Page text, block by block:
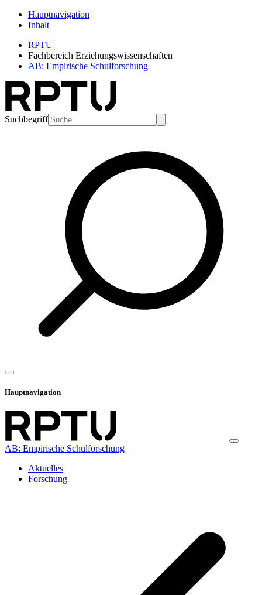
Hauptnavigation
Inhalt
RPTU
Fachbereich Erziehungswissenschaften
AB: Empirische Schulforschung
Suchbegriff
Hauptnavigation
AB: Empirische Schulforschung
Aktuelles
Forschung